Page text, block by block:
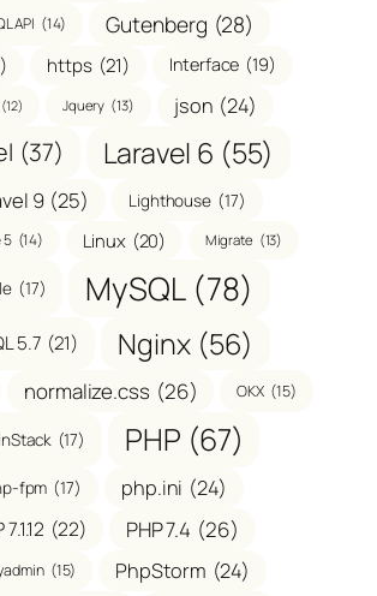
API (14) Gutenberg (28)
https (21) Interface (19)
(12) Jquery (13) json (24)
(37) Laravel 6 (55)
9 (25) Lighthouse (17)
5 (14) Linux (20) Migrate (13)
(17) MySQL (78)
5.7 (21) Nginx (56)
normalize.css (26) OKX (15)
(17) PHP (67)
fpm (17) php.ini (24)
(22) PHP 7.4 (26)
(15) PhpStorm (24)